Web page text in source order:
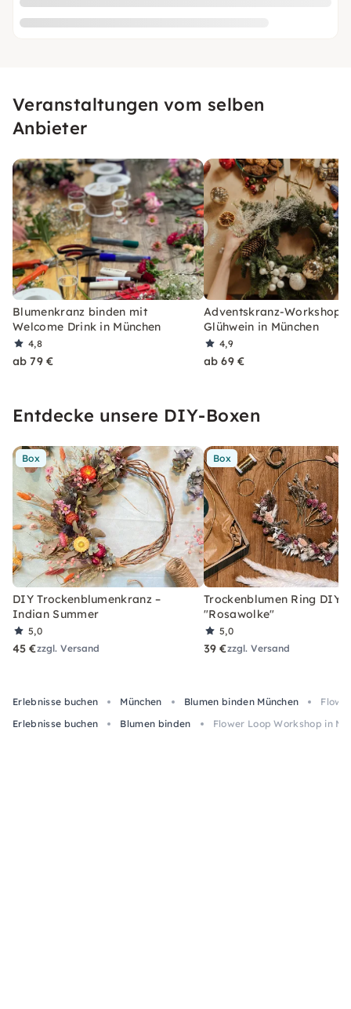
Veranstaltungen vom selben
Anbieter
Blumenkranz binden mit
Welcome Drink in München
4,8
ab 79 €
Adventskranz-Workshop
Glühwein in München
4,9
ab 69 €
Entdecke unsere DIY-Boxen
Box
DIY Trockenblumenkranz –
Indian Summer
5,0
45 €zzgl. Versand
Box
Trockenblumen Ring DIY-
"Rosawolke"
5,0
39 €zzgl. Versand
Erlebnisse buchen München Blumen binden München
Erlebnisse buchen
Blumen binden Flower Loop Workshop in